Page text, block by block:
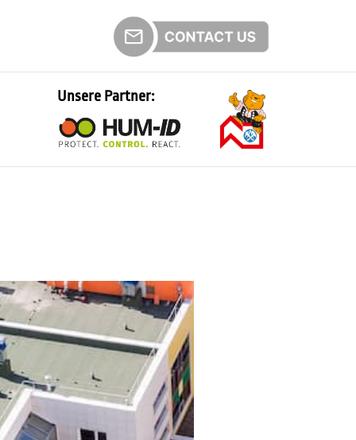
Unsere Partner: